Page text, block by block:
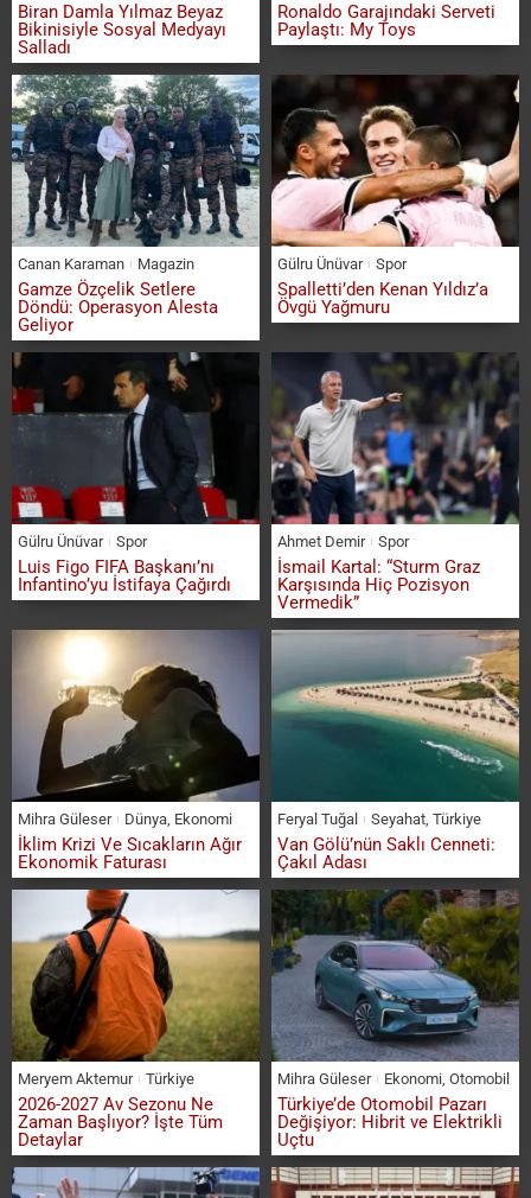
Biran Damla Yılmaz Beyaz
Bikinisiyle Sosyal Medyayı
Salladı
Ronaldo Garajındaki Serveti
Paylaştı: My Toys
Canan Karaman Magazin
Gamze Özçelik Setlere
Döndü: Operasyon Alesta
Geliyor
Gülru Ünüvar Spor
Spalletti’den Kenan Yıldız’a
Övgü Yağmuru
Gülru Ünüvar Spor
Luis Figo FIFA Başkanı’nı
Infantino’yu İstifaya Çağırdı
Ahmet Demir Spor
İsmail Kartal: “Sturm Graz
Karşısında Hiç Pozisyon
Vermedik”
Mihra Güleser Dünya, Ekonomi
İklim Krizi Ve Sıcakların Ağır
Ekonomik Faturası
Feryal Tuğal Seyahat, Türkiye
Van Gölü’nün Saklı Cenneti:
Çakıl Adası
Meryem Aktemur Türkiye
2026-2027 Av Sezonu Ne
Zaman Başlıyor? İşte Tüm
Detaylar
Mihra Güleser Ekonomi, Otomobil
Türkiye’de Otomobil Pazarı
Değişiyor: Hibrit ve Elektrikli
Uçtu